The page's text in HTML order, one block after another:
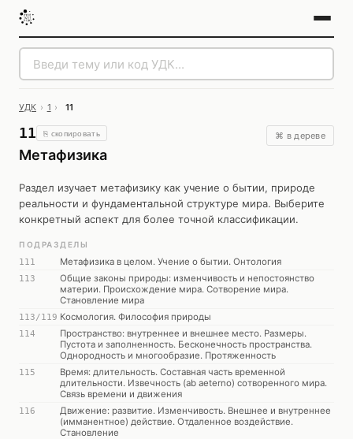
УДК › 1 › 11
11 ⎘ скопировать
Метафизика
⌘ в дереве
Раздел изучает метафизику как учение о бытии, природе
реальности и фундаментальной структуре мира. Выберите
конкретный аспект для более точной классификации.
ПОДРАЗДЕЛЫ
111
Метафизика в целом. Учение о бытии. Онтология
113
Общие законы природы: изменчивость и непостоянство
материи. Происхождение мира. Сотворение мира.
Становление мира
113/119 Космология. Философия природы
114
Пространство: внутреннее и внешнее место. Размеры.
Пустота и заполненность. Бесконечность пространства.
Однородность и многообразие. Протяженность
115
Время: длительность. Составная часть временной
длительности. Извечность (ab aeterno) сотворенного мира.
Связь времени и движения
116
Движение: развитие. Изменчивость. Внешнее и внутреннее
(имманентное) действие. Отдаленное воздействие.
Становление